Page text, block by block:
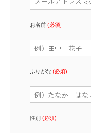
お名前 (必須)
ふりがな (必須)
性別 (必須)